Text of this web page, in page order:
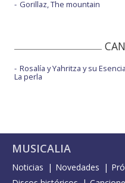
Gorillaz, The mountain
Rosalía y Yahritza y su
La perla
MUSICALIA
Noticias Novedades